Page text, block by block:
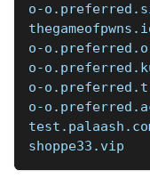
o-
o-
o-
o-
o-
shoppe33.vip